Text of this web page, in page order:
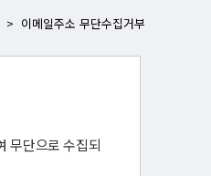
이메일주소 무단수집거부
무단으로 수집되